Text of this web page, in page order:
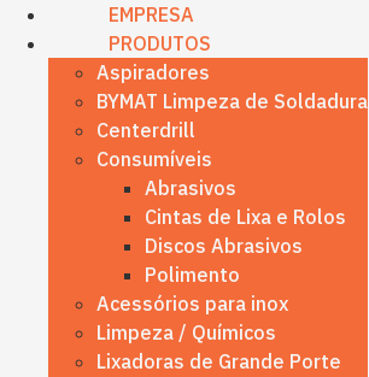
content
EMPRESA
PRODUTOS
Aspiradores
BYMAT Limpeza de Soldadura
Centerdrill
Consumíveis
Abrasivos
Cintas de Lixa e Rolos
Discos Abrasivos
Polimento
Acessórios para inox
Limpeza / Químicos
Lixadoras de Grande Porte